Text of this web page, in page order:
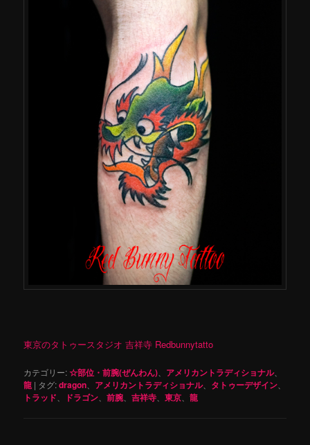
東京のタトゥースタジオ 吉祥寺 Redbunnytatto
カテゴリー:☆部位・前腕(ぜんわん) アメリカントラディショナル、
龍 | タグ:dragon アメリカントラディショナル、 タトゥーデザイン
トラッド ドラゴン 、前腕 、吉祥寺 、東京 、龍